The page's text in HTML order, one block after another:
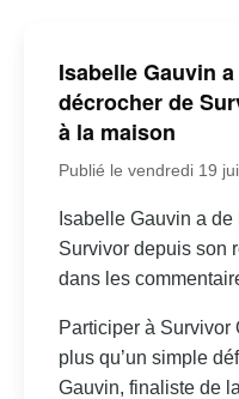
Isabelle Gauvin
décrocher de
à la maison
Publié le vendredi 19
Isabelle Gauvin a
Survivor depuis son
dans les
Participer à Survivor
plus qu’un simple
Gauvin, finaliste de